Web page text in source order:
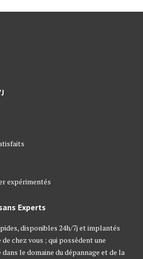
expérimentés
Experts
disponibles 24h/7j et implantés
chez vous ; qui possèdent une
le domaine du dépannage et de la